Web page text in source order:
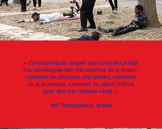
« J'ai trouvé qu'ils avaient une conscience déjà
très développée des mécanismes de la fiction :
comment on structure une histoire, comment
on la dramatise, comment on utilise l'artifice
pour dire une certaine vérité. »
Yan Tomaszewski, artiste